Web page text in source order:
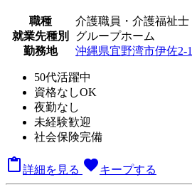
職種
介護職員・介護福祉士
就業先種別
グループホーム
勤務地
沖縄県宜野湾市伊佐
50代活躍中
資格なしOK
夜勤なし
未経験歓迎
社会保険完備
詳細を見る favoriteキープする